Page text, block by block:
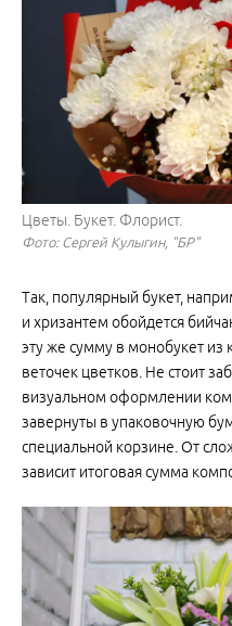
Цветы. Букет. Флорист.
Фото: Сергей Кулыгин, "БР"
Так, популярный букет,
и хризантем обойдется
эту же сумму в монобукет из
веточек цветков. Не стоит
визуальном оформлении
завернуты в упаковочную
специальной корзине. От
зависит итоговая сумма